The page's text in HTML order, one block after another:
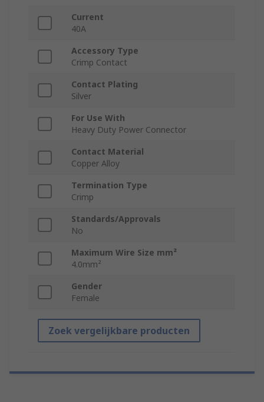
Current
40A
Accessory Type
Crimp Contact
Contact Plating
Silver
For Use With
Heavy Duty Power Connector
Contact Material
Copper Alloy
Termination Type
Crimp
Standards/Approvals
No
Maximum Wire Size mm²
4.0mm²
Gender
Female
Zoek vergelijkbare producten